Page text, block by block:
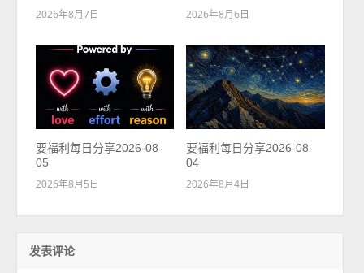
2026年8月7日 2026年8月6日
要福利每日分享2026-08-
05
2026年8月5日
要福利每日分享2026-08-
04
2026年8月4日
发表评论